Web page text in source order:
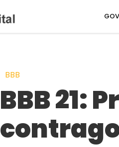
GOV
BBB
BBB 21: